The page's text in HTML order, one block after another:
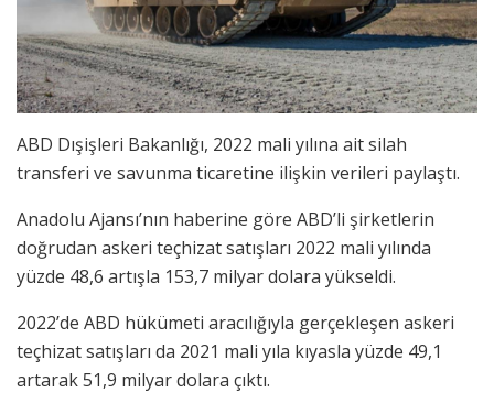
ABD Dışişleri Bakanlığı, 2022 mali yılına ait silah
transferi ve savunma ticaretine ilişkin verileri paylaştı.
Anadolu Ajansı’nın haberine göre ABD’li şirketlerin
doğrudan askeri teçhizat satışları 2022 mali yılında
yüzde 48,6 artışla 153,7 milyar dolara yükseldi.
2022’de ABD hükümeti aracılığıyla gerçekleşen askeri
teçhizat satışları da 2021 mali yıla kıyasla yüzde 49,1
artarak 51,9 milyar dolara çıktı.